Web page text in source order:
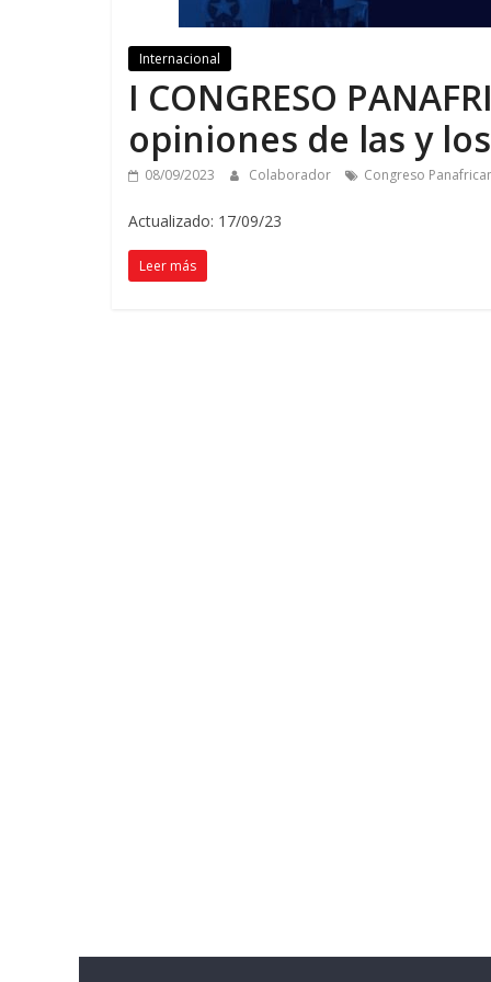
Internacional
I CONGRESO
opiniones de las y
08/09/2023 Colaborador Congreso
Actualizado: 17/09/23
Leer más